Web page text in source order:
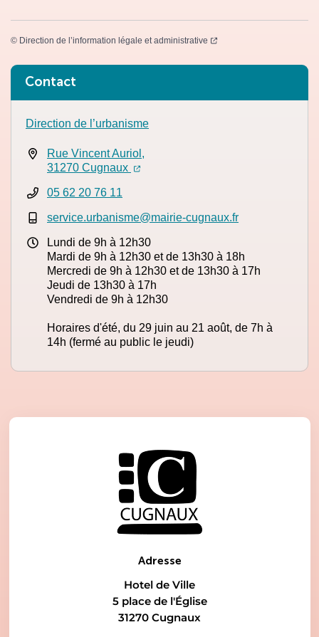
© Direction de l’information légale et administrative (ouverture dans un
Informations complémentaires
Contact
Direction de l’urbanisme
Rue Vincent Auriol,
31270 Cugnaux (ouverture dans un nouvel onglet)
(ouverture dans un nouvel onglet)
05 62 20 76 11
service.urbanisme@mairie-cugnaux.fr
Lundi de 9h à 12h30
Mardi de 9h à 12h30 et de 13h30 à 18h
Mercredi de 9h à 12h30 et de 13h30 à 17h
Jeudi de 13h30 à 17h
Vendredi de 9h à 12h30
Horaires d'été, du 29 juin au 21 août, de 7h à
14h (fermé au public le jeudi)
Adresse
Hotel de Ville
5 place de l'Église
31270 Cugnaux